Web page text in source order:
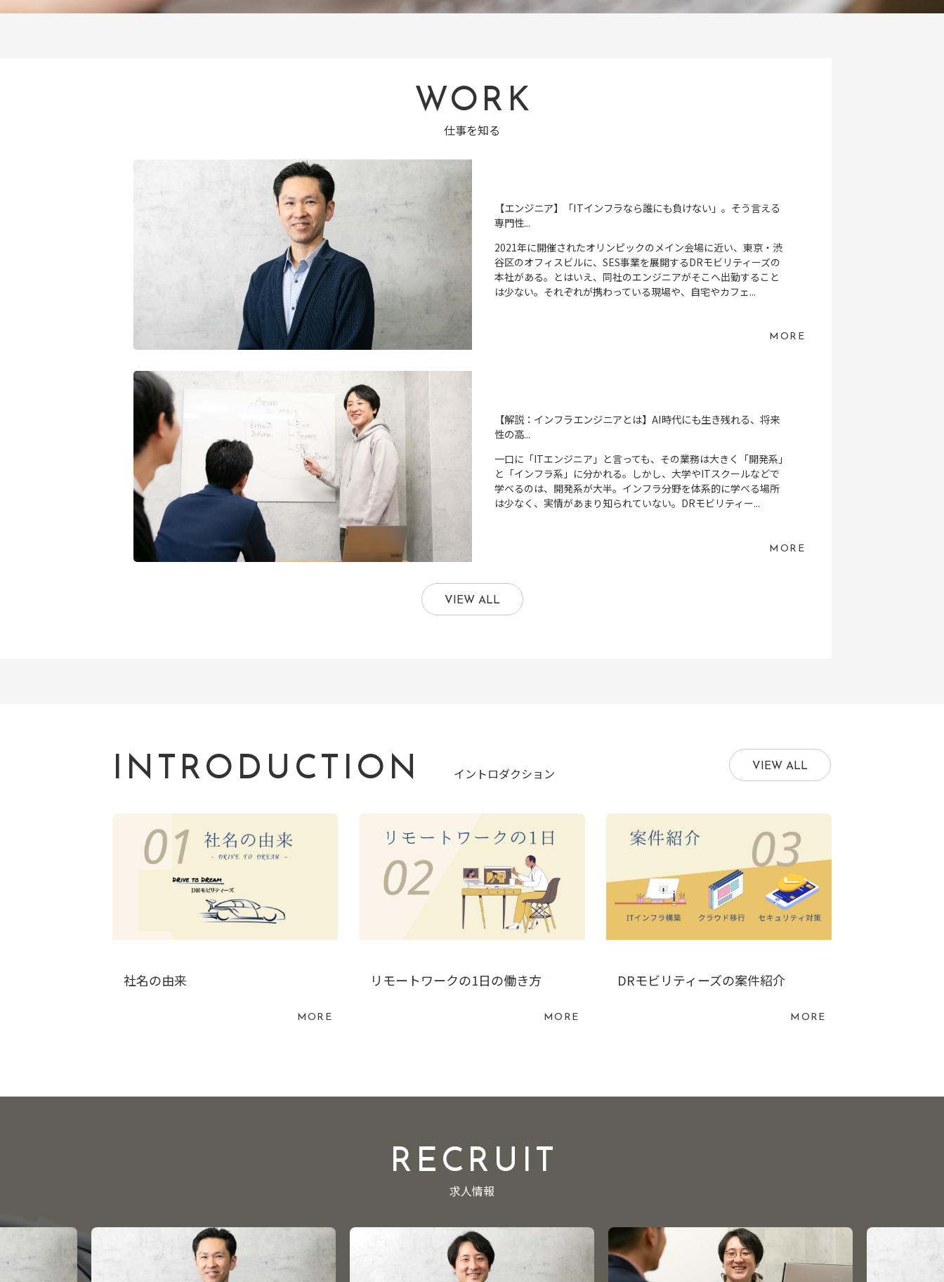
WORK
仕事を知る
【エンジニア】「ITインフラなら誰にも負けない」。そう言える
専門性...
2021年に開催されたオリンピックのメイン会場に近い、東京・渋
谷区のオフィスビルに、SES事業を展開するDRモビリティーズの
本社がある。とはいえ、同社のエンジニアがそこへ出勤すること
は少ない。それぞれが携わっている現場や、自宅やカフェ...
MORE
【解説：インフラエンジニアとは】AI時代にも生き残れる、将来
性の高...
一口に「ITエンジニア」と言っても、その業務は大きく「開発系」
と「インフラ系」に分かれる。しかし、大学やITスクールなどで
学べるのは、開発系が大半。インフラ分野を体系的に学べる場所
は少なく、実情があまり知られていない。DRモビリティー...
MORE
VIEW ALL
INTRODUCTION イントロダクション
社名の由来
MORE
リモートワークの1日の働き方
MORE
DRモビリティーズの案件紹介
MORE
VIEW ALL
RECRUIT
求人情報